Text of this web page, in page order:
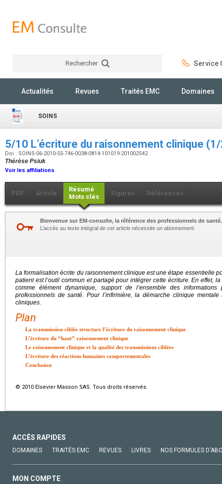
Rechercher Service
Actualités Revues Traités EMC Domaines
SOINS
5/10 L’écriture du raisonnement clinique
Doi : SOINS-06-2010-55-746-0038-0814-101019-201002542
Thérèse Psiuk
Voir les affiliations
PDF Article
Résumé
Mots clés
Figures Références
Bienvenue sur EM-consulte, la référence des professionnels de santé.
L’accès au texte intégral de cet article nécessite un abonnement.
La formalisation écrite du raisonnement clinique est une étape essentielle
patient est l’outil commun et partagé pour intégrer cette écriture. En effet,
comme élément dynamique, support de l’ensemble des
professionnels de santé. Pour l’infirmière, la démarche clinique
cliniques.
Plan
La transmission ciblée structure l’écriture du raisonnement clinique
L’écriture du “haut” raisonnement clinique
Le raisonnement clinique et la qualité des transmissions ciblées
L’écriture des réactions humaines comportementales
Conclusion
© 2010 Elsevier Masson SAS. Tous droits réservés.
ACCÈS RAPIDES
DOMAINES TRAITÉS EMC REVUES LIVRES NOS FORMULES
MON COMPTE